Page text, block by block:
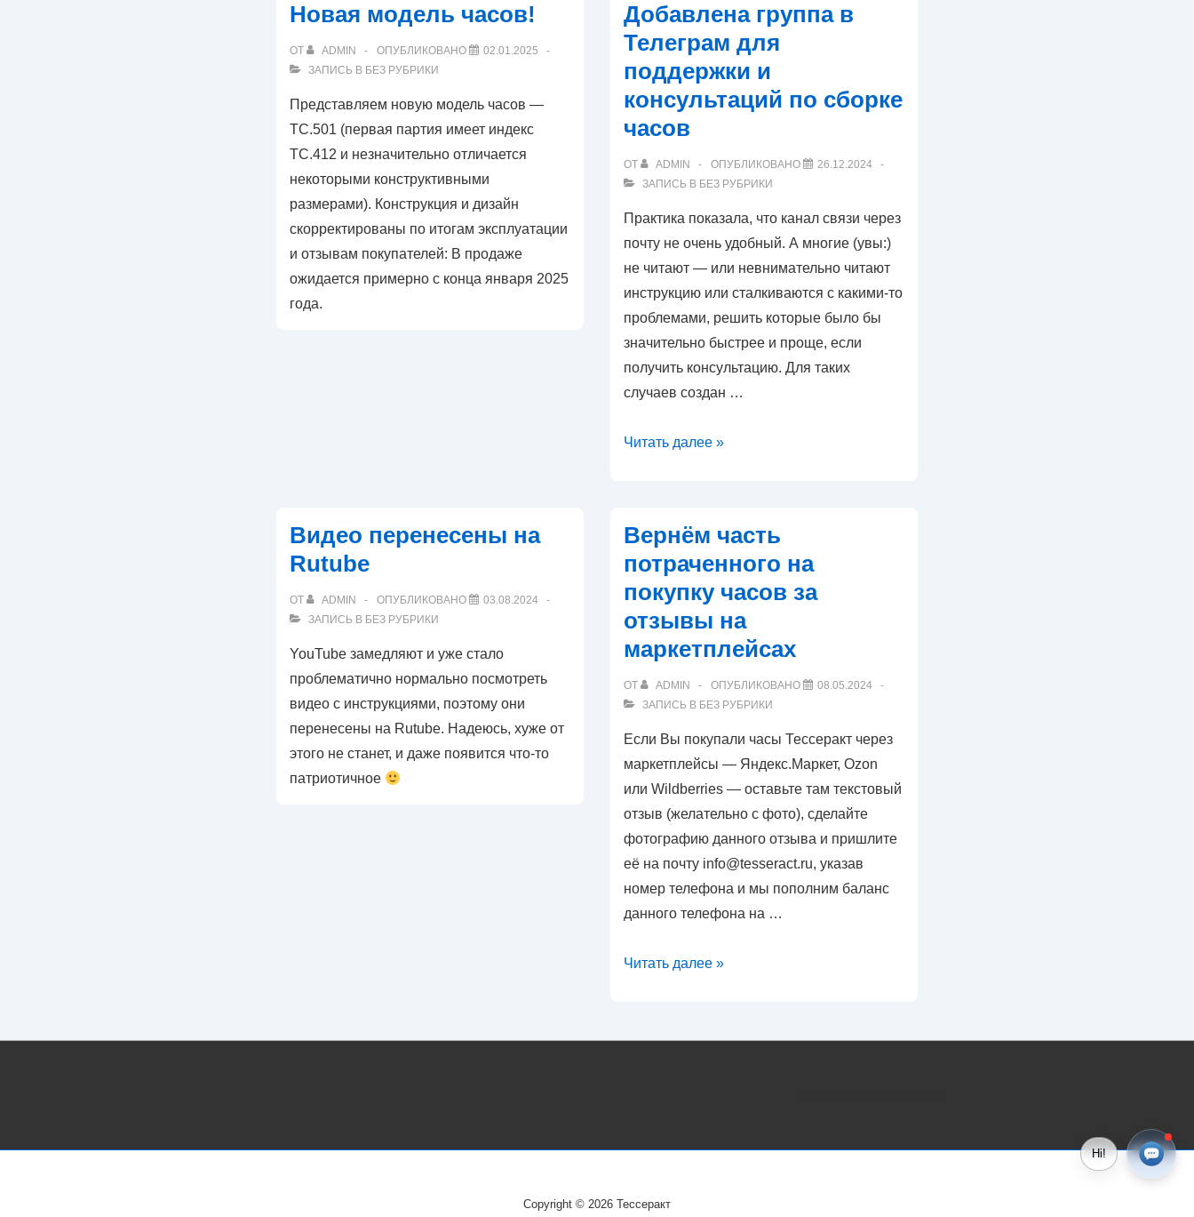
улучшенная
модель
Новая модель часов!
ОТ ADMIN ОПУБЛИКОВАНО
02.01.2025
ЗАПИСЬ В БЕЗ РУБРИКИ
Представляем новую модель часов —
ТС.501 (первая партия имеет индекс
ТС.412 и незначительно отличается
некоторыми конструктивными
размерами). Конструкция и дизайн
скорректированы по итогам эксплуатации
и отзывам покупателей: В продаже
ожидается примерно с конца января 2025
года.
Добавлена группа в
Телеграм для
поддержки и
консультаций по сборке
часов
ОТ ADMIN ОПУБЛИКОВАНО
26.12.2024
ЗАПИСЬ В БЕЗ РУБРИКИ
Практика показала, что канал связи через
почту не очень удобный. А многие (увы:)
не читают — или невнимательно читают
инструкцию или сталкиваются с какими-то
проблемами, решить которые было бы
значительно быстрее и проще, если
получить консультацию. Для таких
случаев создан …
Добавлена
для
поддержки
и
консультаций
сборке
часов
Читать далее »
Видео перенесены на
Rutube
ОТ ADMIN ОПУБЛИКОВАНО
03.08.2024
ЗАПИСЬ В БЕЗ РУБРИКИ
YouTube замедляют и уже стало
проблематично нормально посмотреть
видео с инструкциями, поэтому они
перенесены на Rutube. Надеюсь, хуже от
этого не станет, и даже появится что-то
патриотичное
Вернём часть
потраченного на
покупку часов за
отзывы на
маркетплейсах
ОТ ADMIN ОПУБЛИКОВАНО
08.05.2024
ЗАПИСЬ В БЕЗ РУБРИКИ
Если Вы покупали часы Тессеракт через
маркетплейсы — Яндекс.Маркет, Ozon
или Wildberries — оставьте там текстовый
отзыв (желательно с фото), сделайте
фотографию данного отзыва и пришлите
её на почту info@tesseract.ru, указав
номер телефона и мы пополним баланс
данного телефона на …
Вернём
на
Читать далее »
Copyright © 2026 Тессеракт
Hi!